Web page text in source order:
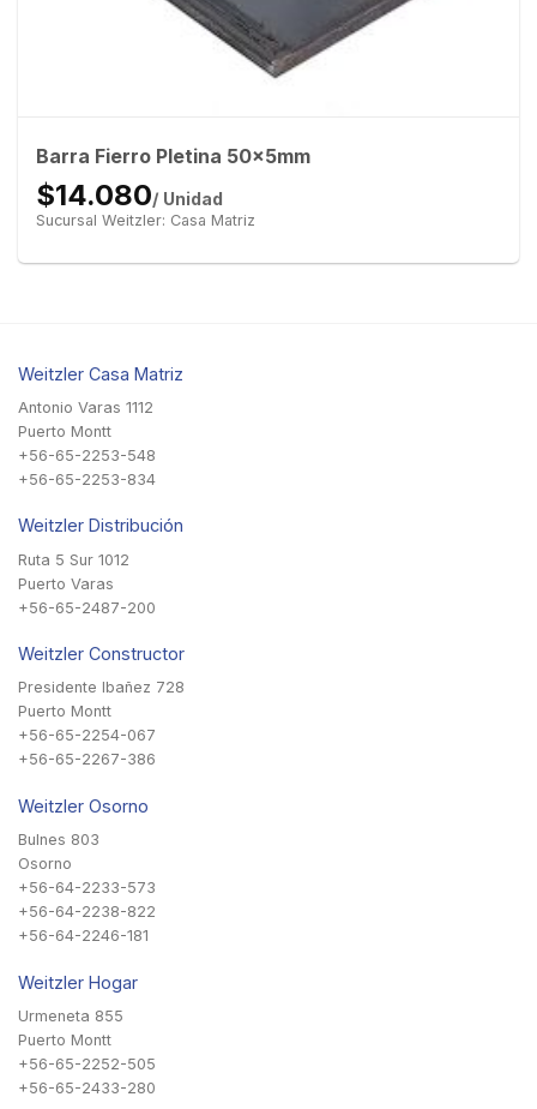
Barra Fierro Pletina 50x5mm
$14.080/ Unidad
Sucursal Weitzler: Casa Matriz
Weitzler Casa Matriz
Antonio Varas 1112
Puerto Montt
+56-65-2253-548
+56-65-2253-834
Weitzler Distribución
Ruta 5 Sur 1012
Puerto Varas
+56-65-2487-200
Weitzler Constructor
Presidente Ibañez 728
Puerto Montt
+56-65-2254-067
+56-65-2267-386
Weitzler Osorno
Bulnes 803
Osorno
+56-64-2233-573
+56-64-2238-822
+56-64-2246-181
Weitzler Hogar
Urmeneta 855
Puerto Montt
+56-65-2252-505
+56-65-2433-280